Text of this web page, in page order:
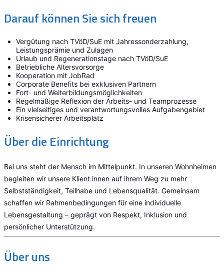
Darauf können Sie sich freuen
Vergütung nach TVöD/SuE mit Jahressonderzahlung,
Leistungsprämie und Zulagen
Urlaub und Regenerationstage nach TVöD/SuE
Betriebliche Altersvorsorge
Kooperation mit JobRad
Corporate Benefits bei exklusiven Partnern
Fort- und Weiterbildungsmöglichkeiten
Regelmäßige Reflexion der Arbeits- und Teamprozesse
Ein vielseitiges und verantwortungsvolles Aufgabengebiet
Krisensicherer Arbeitsplatz
Über die Einrichtung
Bei uns steht der Mensch im Mittelpunkt. In unseren Wohnheimen
begleiten wir unsere Klient:innen auf ihrem Weg zu mehr
Selbstständigkeit, Teilhabe und Lebensqualität. Gemeinsam
schaffen wir Rahmenbedingungen für eine individuelle
Lebensgestaltung – geprägt von Respekt, Inklusion und
persönlicher Unterstützung.
Über uns